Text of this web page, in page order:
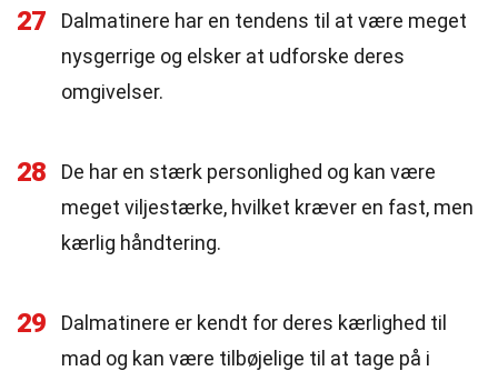
27
Dalmatinere har en tendens til at være meget
nysgerrige og elsker at udforske deres
omgivelser.
28
De har en stærk personlighed og kan være
meget viljestærke, hvilket kræver en fast, men
kærlig håndtering.
29
Dalmatinere er kendt for deres kærlighed til
mad og kan være tilbøjelige til at tage på i